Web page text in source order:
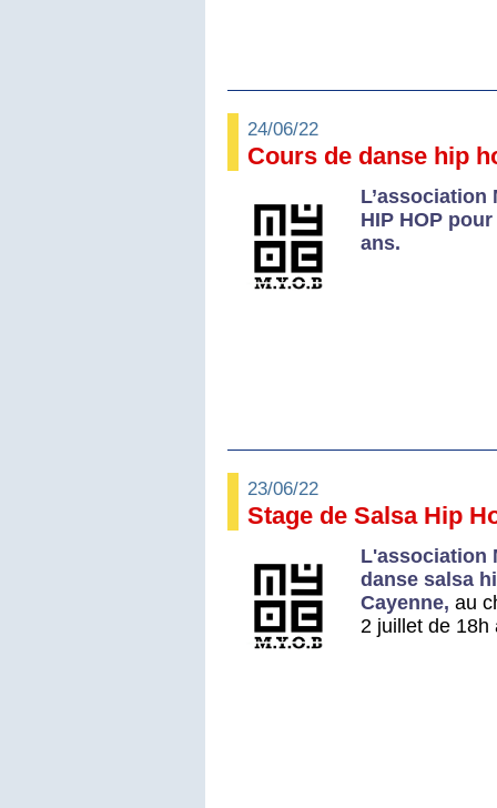
24/06/22
Cours de danse hip
L’association
HIP HOP
ans.
23/06/22
Stage de Salsa Hip
L'association
danse salsa
Cayenne, au
2 juillet de 18h